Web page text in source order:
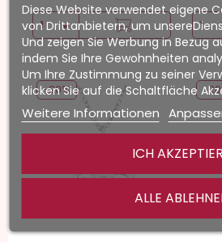
-20% -
Diese Website verwendet eigene
von Drittanbietern, um
Und zeigen Sie Werbung in Bezug
indem Sie Ihre Gewohnheiten
Um Ihre Zustimmung zu seiner
klicken Sie auf die Schaltfläche
Weitere Informationen
ALLE
ICH